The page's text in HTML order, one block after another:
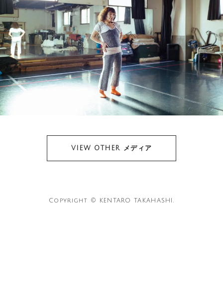
VIEW OTHER メディア
Copyright © KENTARO TAKAHASHI.